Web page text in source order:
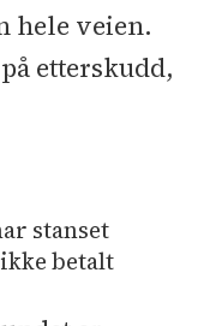
hele veien.
etterskudd,
stanset
betalt